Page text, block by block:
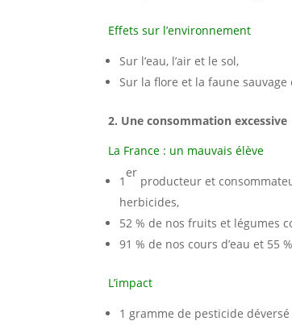
Effets sur l’environnement
Sur l’eau, l’air et le sol,
Sur la flore et la faune
2. Une consommation excessive
La France : un mauvais élève
1
er
producteur et
herbicides,
52 % de nos fruits et légumes
91 % de nos cours d’eau et
L’impact
1 gramme de pesticide